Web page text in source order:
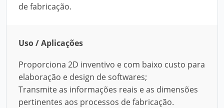
de fabricação.
Uso / Aplicações
Proporciona 2D inventivo e com baixo custo para
elaboração e design de softwares;
Transmite as informações reais e as dimensões
pertinentes aos processos de fabricação.